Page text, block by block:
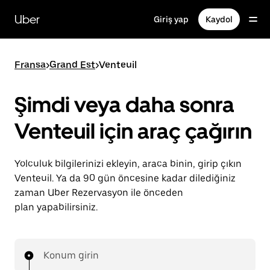
içeriğe
gidinUber Giriş yap Kaydol
Fransa>Grand Est>Venteuil
Şimdi veya daha sonra
Venteuil için araç çağırın
Yolculuk bilgilerinizi ekleyin, araca binin, girip çıkın
Venteuil. Ya da 90 gün öncesine kadar dilediğiniz
zaman Uber Rezervasyon ile önceden
plan yapabilirsiniz.
Konum girin